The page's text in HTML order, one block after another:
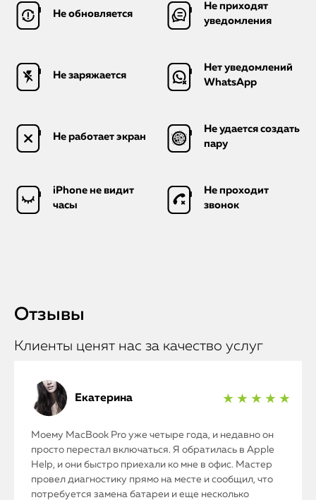
Не обновляется
Не приходят
уведомления
Не заряжается
Нет уведомлений
WhatsApp
Не работает экран
Не удается создать
пару
iPhone не видит
часы
Не проходит
звонок
Отзывы
Клиенты ценят нас за качество услуг
Екатерина ★ ★ ★ ★ ★
Моему MacBook Pro уже четыре года, и недавно он
просто перестал включаться. Я обратилась в Apple
Help, и они быстро приехали ко мне в офис. Мастер
провел диагностику прямо на месте и сообщил, что
потребуется замена батареи и еще несколько